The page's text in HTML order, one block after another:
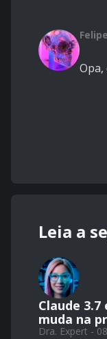
Opa,
Leia a
Claude
muda na
Dra. Expert -